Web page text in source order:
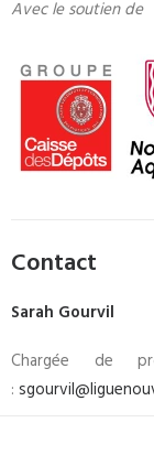
Avec le soutien de
Contact
Sarah Gourvil
Chargée de
: